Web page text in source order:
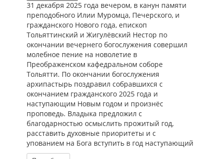
31 декабря 2025 года вечером, в канун памяти
преподобного Илии Муромца, Печерского, и
гражданского Нового года, епископ
Тольяттинский и Жигулёвский Нестор по
окончании вечернего богослужения совершил
молебное пение на новолетие в
Преображенском кафедральном соборе
Тольятти. По окончании богослужения
архипастырь поздравил собравшихся с
окончанием гражданского 2025 года и
наступающим Новым годом и произнёс
проповедь. Владыка предложил с
благодарностью осмыслить прожитый год,
расставить духовные приоритеты и с
упованием на Бога вступить в год наступающий